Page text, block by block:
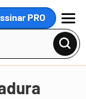
PRO
MENU